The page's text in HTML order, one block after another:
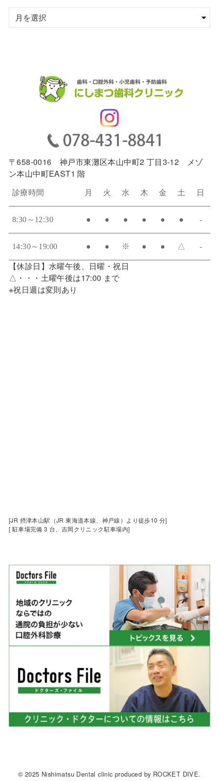
ー
〒658-0016 神戸市東灘区本山中町2 丁目3-12 メゾ
ン本山中町EAST1 階
診療時間 月 火 水 木 金 土 日
8:30～12:30 ● ● ● ● ● ● -
14:30～19:00 ● ● ※ ● ● △ -
【休診日】水曜午後、日曜・祝日
△・・・土曜午後は17:00 まで
※祝日週は変則あり
[JR 摂津本山駅（JR 東海道本線、神戸線）より徒歩10 分]
[ 駐車場完備 3 台、吉岡クリニック駐車場内]
© 2025 Nishimatsu Dental clinic produced by ROCKET DIVE.